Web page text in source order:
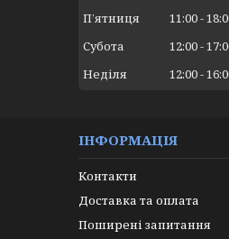
Пʼятниця
11:00
Субота
12:00
Неділя
12:00
ІНФОРМАЦІЯ
Контакти
Доставка та оплата
Поширені запитання